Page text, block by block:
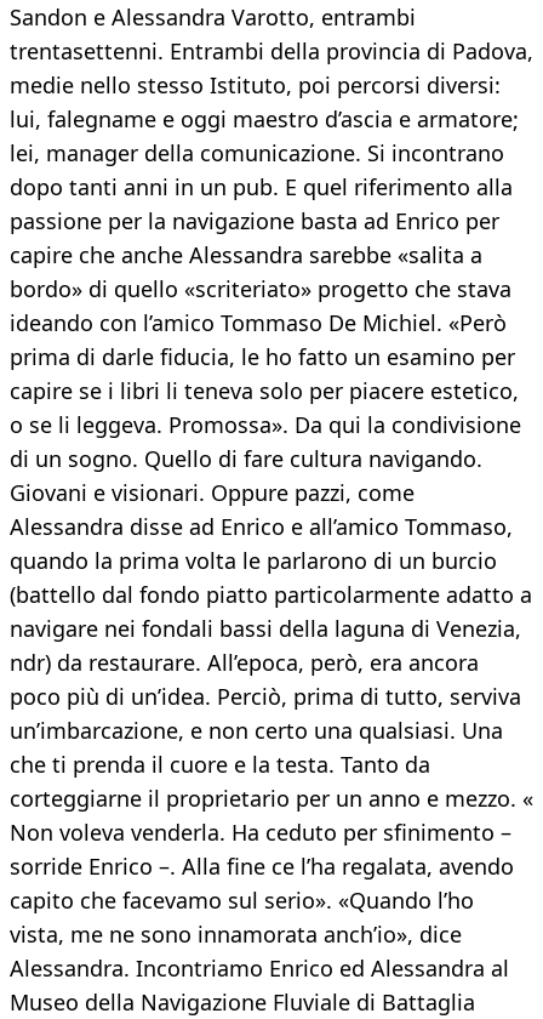
Sandon e Alessandra Varotto, entrambi
trentasettenni. Entrambi della provincia di Padova,
medie nello stesso Istituto, poi percorsi diversi:
lui, falegname e oggi maestro d’ascia e armatore;
lei, manager della comunicazione. Si incontrano
dopo tanti anni in un pub. E quel riferimento alla
passione per la navigazione basta ad Enrico per
capire che anche Alessandra sarebbe «salita a
bordo» di quello «scriteriato» progetto che stava
ideando con l’amico Tommaso De Michiel. «Però
prima di darle fiducia, le ho fatto un esamino per
capire se i libri li teneva solo per piacere estetico,
o se li leggeva. Promossa». Da qui la condivisione
di un sogno. Quello di fare cultura navigando.
Giovani e visionari. Oppure pazzi, come
Alessandra disse ad Enrico e all’amico Tommaso,
quando la prima volta le parlarono di un burcio
(battello dal fondo piatto particolarmente adatto a
navigare nei fondali bassi della laguna di Venezia,
ndr) da restaurare. All’epoca, però, era ancora
poco più di un’idea. Perciò, prima di tutto, serviva
un’imbarcazione, e non certo una qualsiasi. Una
che ti prenda il cuore e la testa. Tanto da
corteggiarne il proprietario per un anno e mezzo. «
Non voleva venderla. Ha ceduto per sfinimento –
sorride Enrico –. Alla fine ce l’ha regalata, avendo
capito che facevamo sul serio». «Quando l’ho
vista, me ne sono innamorata anch’io», dice
Alessandra. Incontriamo Enrico ed Alessandra al
Museo della Navigazione Fluviale di Battaglia